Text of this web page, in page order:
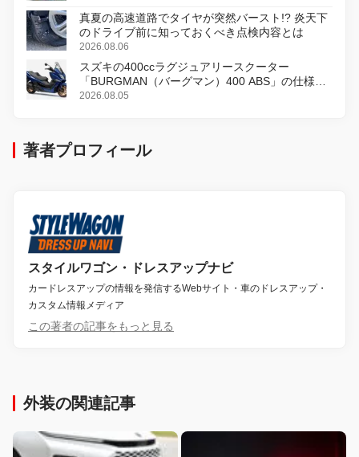
真夏の高速道路でタイヤが突然バースト!? 炎天下
のドライブ前に知っておくべき点検内容とは
2026.08.06
スズキの400ccラグジュアリースクーター
「BURGMAN（バーグマン）400 ABS」の仕様を
変更し、8月18日に発売
2026.08.05
著者プロフィール
スタイルワゴン・ドレスアップナビ
カードレスアップの情報を発信するWebサイト・車のドレスアップ・
カスタム情報メディア
この著者の記事をもっと見る
外装の関連記事